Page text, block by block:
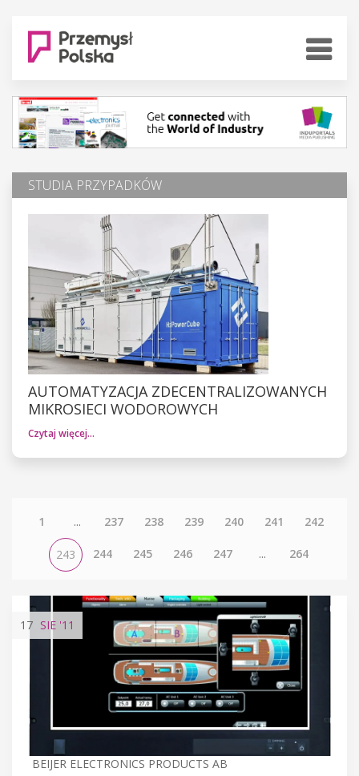
STUDIA PRZYPADKÓW
AUTOMATYZACJA ZDECENTRALIZOWANYCH
MIKROSIECI WODOROWYCH
Czytaj więcej…
1 ... 237 238 239 240 241 242
243 244 245 246 247 ... 264
17 SIE '11
BEIJER ELECTRONICS PRODUCTS AB